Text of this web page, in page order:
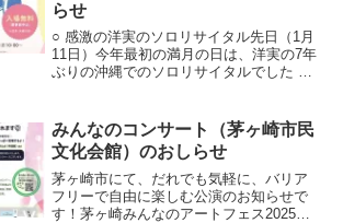
らせ
○ 感激の洋実のソロリサイタル先日（1月
11日）今年最初の満月の日は、洋実の7年
ぶりの沖縄でのソロリサイタルでした 充
活気ある空気に満たされて、とても素晴
らしい時間とな...
みんなのコンサート（茅ヶ崎市民
文化会館）のおしらせ
茅ヶ崎市にて、だれでも気軽に、バリア
フリーで自由に楽しむ公演のお知らせで
す！茅ヶ崎みんなのアートフェス2025だ